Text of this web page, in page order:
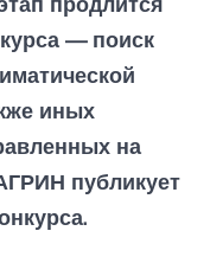
— поиск
иных
на
публикует